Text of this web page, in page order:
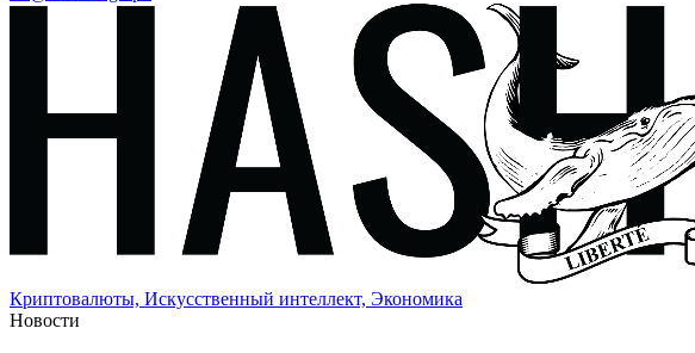
Криптовалюты, Искусственный интеллект, Экономика
Новости